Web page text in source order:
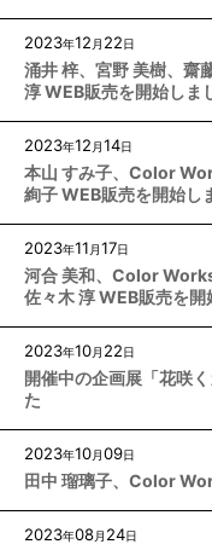
2023年12 月 22日
涌井 梓、宮野 美樹、齋
淳 WEB販売を開始しま
2023年12 月14日
本山 すみ子、Color
絢子 WEB販売を開始し
2023年11 月17日
河合 美和、Color
佐々木 淳 WEB販売を開
2023年10月 22日
開催中の企画展「花咲
た
2023年10月09日
田中 瑠璃子、Color
2023年08月 24日